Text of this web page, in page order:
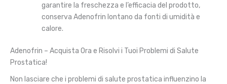
garantire la freschezza e l’efficacia del prodotto,
conserva Adenofrin lontano da fonti di umidità e
calore.
Adenofrin – Acquista Ora e Risolvi i Tuoi Problemi di Salute
Prostatica!
Non lasciare che i problemi di salute prostatica influenzino la